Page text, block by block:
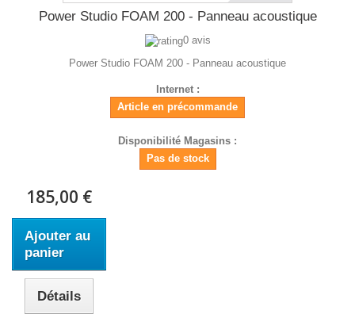
Power Studio FOAM 200 - Panneau acoustique
0 avis
Power Studio FOAM 200 - Panneau acoustique
Internet :
Article en précommande
Disponibilité Magasins :
Pas de stock
185,00 €
Ajouter au
panier
Détails